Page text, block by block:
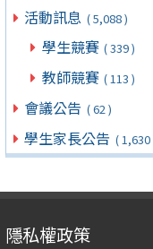
活動訊息 ( 5,088 )
學生競賽 ( 339 )
教師競賽 ( 113 )
會議公告 ( 62 )
學生家長公告 ( 1,630
隱私權政策